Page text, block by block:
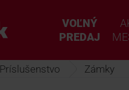
VOĽNÝ
PREDAJ
Príslušenstvo Zámky